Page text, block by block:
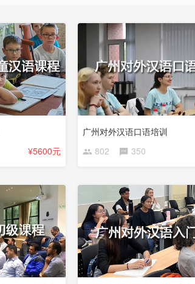
¥5600元
广州对外汉语口语培训
802
350